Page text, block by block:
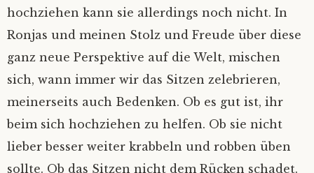
hochziehen kann sie allerdings noch nicht. In
Ronjas und meinen Stolz und Freude über diese
ganz neue Perspektive auf die Welt, mischen
sich, wann immer wir das Sitzen zelebrieren,
meinerseits auch Bedenken. Ob es gut ist, ihr
beim sich hochziehen zu helfen. Ob sie nicht
lieber besser weiter krabbeln und robben üben
sollte. Ob das Sitzen nicht dem Rücken schadet.